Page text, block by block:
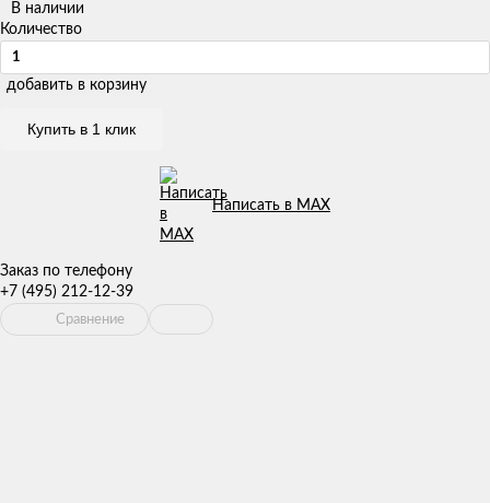
В наличии
Количество
добавить в корзину
Купить в 1 клик
Написать в MAX
Заказ по телефону
+7 (495) 212-12-39
Сравнение